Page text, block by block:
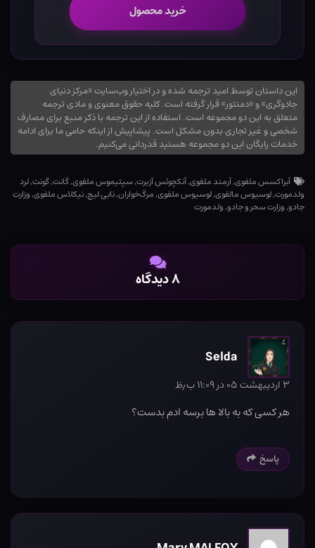
خرید محصول
این داستان توسط امید ترجمه شده و در اختیار وب‌سایت «مرکز دنیای
جادوگری» و «دمنتور» قرار گرفته است. کلیه حقوق معنوی و مادی ترجمه
متعلق به این دو مجموعه است. استفاده از این ترجمه با ذکر منبع برای مصارف
شخصی و غیر تجاری بدون مشکل است. پیشاپیش از اینکه حامی ما برای ادامه
خدمات رایگان این دو مجموعه هستید قدردانی می‌کنیم.
آبراکسس ملفوی,آرمند ملفوی,آنکچوئس آزبرت,سپتیموس ملفوی,گانت,گونت,لرد
ولدمورت,لوسیوس مالفوی,لوسیوس ملفوی,مرگ‌خواران,نابی لیچ,نیکلاس ملفوی,وزارت
جادو,وزارت سحر و جادو,ولدمورت
۸ دیدگاه
Selda
۳ اردیبهشت ۰۵ در ۱۱:۰۹ ب٫ظ
هر کسی که به بالا ها برسه ادم بدست؟
پاسخ